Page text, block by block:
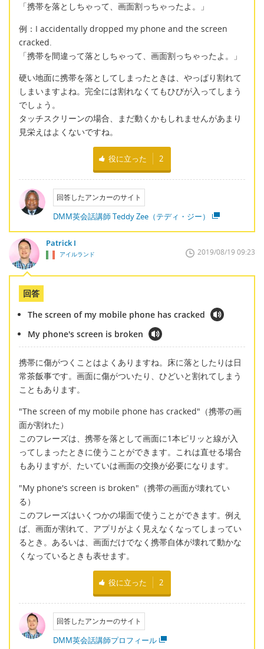
「携帯を落としちゃって、画面割っちゃったよ。」
例：I accidentally dropped my phone and the screen
cracked.
「携帯を間違って落としちゃって、画面割っちゃったよ。」
硬い地面に携帯を落としてしまったときは、やっぱり割れて
しまいますよね。完全には割れなくてもひびが入ってしまう
でしょう。
タッチスクリーンの場合、まだ動くかもしれませんがあまり
見栄えはよくないですね。
役に立った 2
回答したアンカーのサイト
DMM英会話講師 Teddy Zee（テディ・ジー）
Patrick I
アイルランド 2019/08/19 09:23
回答
The screen of my mobile phone has cracked
My phone's screen is broken
携帯に傷がつくことはよくありますね。床に落としたりは日
常茶飯事です。画面に傷がついたり、ひどいと割れてしまう
こともあります。
"The screen of my mobile phone has cracked"（携帯の画
面が割れた）
このフレーズは、携帯を落として画面に1本ピリッと線が入
ってしまったときに使うことができます。これは直せる場合
もありますが、たいていは画面の交換が必要になります。
"My phone's screen is broken"（携帯の画面が壊れてい
る）
このフレーズはいくつかの場面で使うことができます。例え
ば、画面が割れて、アプリがよく見えなくなってしまってい
るとき。あるいは、画面だけでなく携帯自体が壊れて動かな
くなっているときも表せます。
役に立った 2
回答したアンカーのサイト
DMM英会話講師プロフィール